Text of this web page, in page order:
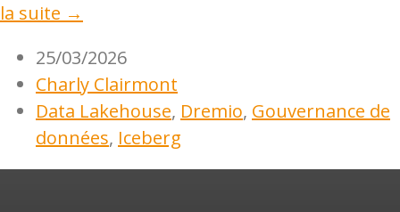
la suite →
25/03/2026
Charly Clairmont
Data Lakehouse, Dremio, Gouvernance de
données, Iceberg